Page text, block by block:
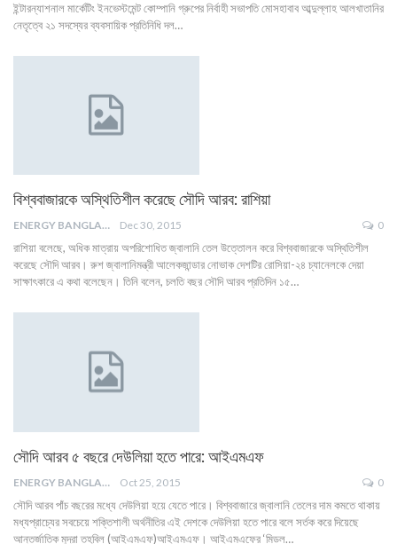
ইন্টারন্যাশনাল মার্কেটিং ইনভেস্টমেন্ট কোম্পানি গ্রুপের নির্বাহী সভাপতি মোসহাবাব আব্দুল্লাহ আলখাতানির
নেতৃত্বে ২১ সদস্যের ব্যবসায়িক প্রতিনিধি দল…
বিশ্ববাজারকে অস্থিতিশীল করেছে সৌদি আরব: রাশিয়া
ENERGY BANGLA Dec 30, 2015 0
রাশিয়া বলেছে, অধিক মাত্রায় অপরিশোধিত জ্বালানি তেল উত্তোলন করে বিশ্ববাজারকে অস্থিতিশীল
করেছে সৌদি আরব। রুশ জ্বালানিমন্ত্রী আলেকজান্ডার নোভাক দেশটির রোসিয়া-২৪ চ্যানেলকে দেয়া
সাক্ষাৎকারে এ কথা বলেছেন। তিনি বলেন, চলতি বছর সৌদি আরব প্রতিদিন ১৫…
সৌদি আরব ৫ বছরে দেউলিয়া হতে পারে: আইএমএফ
ENERGY BANGLA Oct 25, 2015 0
সৌদি আরব পাঁচ বছরের মধ্যে দেউলিয়া হয়ে যেতে পারে। বিশ্ববাজারে জ্বালানি তেলের দাম কমতে থাকায়
মধ্যপ্রাচ্যের সবচেয়ে শক্তিশালী অর্থনীতির এই দেশকে দেউলিয়া হতে পারে বলে সর্তক করে দিয়েছে
আন্তর্জাতিক মুদ্রা তহবিল (আইএমএফ)আইএমএফ। আইএমএফের ‘মিডল…